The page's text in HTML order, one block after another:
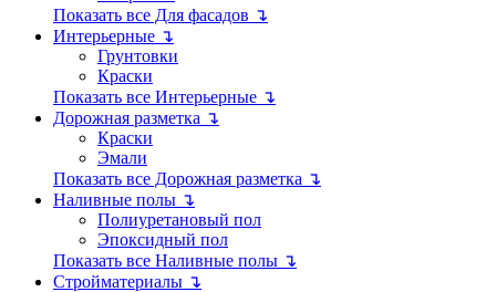
Показать все Для фасадов ↴
Интерьерные ↴
Грунтовки
Краски
Показать все Интерьерные ↴
Дорожная разметка ↴
Краски
Эмали
Показать все Дорожная разметка ↴
Наливные полы ↴
Полиуретановый пол
Эпоксидный пол
Показать все Наливные полы ↴
Стройматериалы ↴